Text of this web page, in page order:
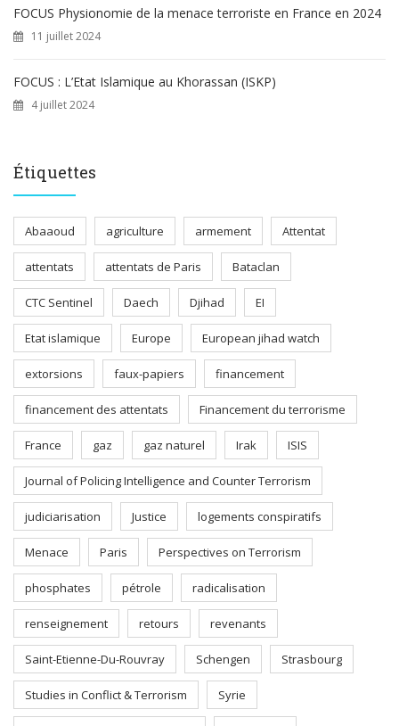
FOCUS Physionomie de la menace terroriste en France en 2024
11 juillet 2024
FOCUS : L’Etat Islamique au Khorassan (ISKP)
4 juillet 2024
Étiquettes
Abaaoud agriculture armement Attentat
attentats attentats de Paris Bataclan
CTC Sentinel Daech Djihad EI
Etat islamique Europe European jihad watch
extorsions faux-papiers financement
financement des attentats Financement du terrorisme
France gaz gaz naturel Irak ISIS
Journal of Policing Intelligence and Counter Terrorism
judiciarisation Justice logements conspiratifs
Menace Paris Perspectives on Terrorism
phosphates pétrole radicalisation
renseignement retours revenants
Saint-Etienne-Du-Rouvray Schengen Strasbourg
Studies in Conflict & Terrorism Syrie